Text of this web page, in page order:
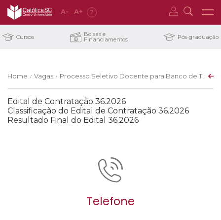
A- A+ ?
Cursos Bolsas e
Financiamentos Pós-graduação
Home / Vagas / Processo Seletivo Docente para Banco de
Edital de Contratação 36.2026
Classificação do Edital de Contratação 36.2026
Resultado Final do Edital 36.2026
Telefone